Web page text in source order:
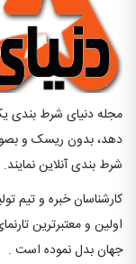
مجله دنیای شرط بندی
دهد، بدون ریسک و
شرط بندی آنلاین نمایند.
کارشناسان خبره و تیم
اولین و معتبرترین
جهان بدل نموده است .